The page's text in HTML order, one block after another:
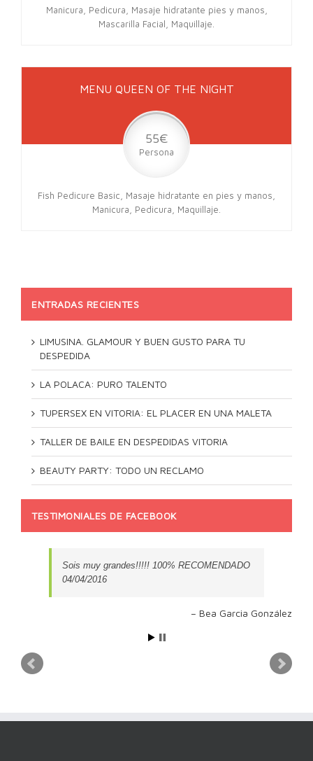
Manicura, Pedicura, Masaje hidratante pies y manos,
Mascarilla Facial, Maquillaje.
MENU QUEEN OF THE NIGHT
55€
Persona
Fish Pedicure Basic, Masaje hidratante en pies y manos,
Manicura, Pedicura, Maquillaje.
ENTRADAS RECIENTES
LIMUSINA. GLAMOUR Y BUEN GUSTO PARA TU
DESPEDIDA
LA POLACA: PURO TALENTO
TUPERSEX EN VITORIA: EL PLACER EN UNA MALETA
TALLER DE BAILE EN DESPEDIDAS VITORIA
BEAUTY PARTY: TODO UN RECLAMO
TESTIMONIALES DE FACEBOOK
Sois muy grandes!!!!! 100% RECOMENDADO
04/04/2016
Bea Garcia González